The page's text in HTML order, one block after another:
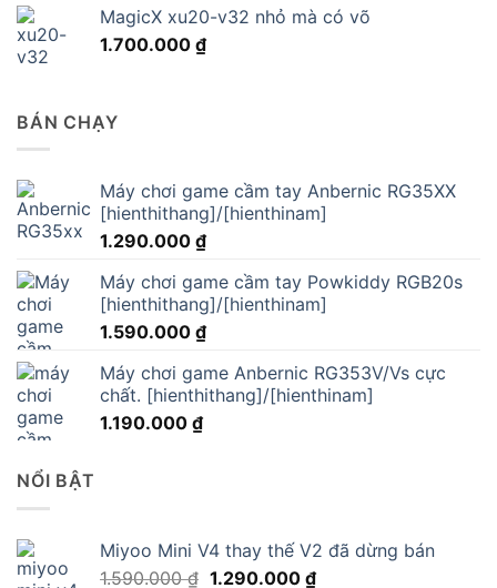
MagicX xu20-v32 nhỏ mà có võ
1.700.000 ₫
BÁN CHẠY
Máy chơi game cầm tay Anbernic RG35XX
[hienthithang]/[hienthinam]
1.290.000 ₫
Máy chơi game cầm tay Powkiddy RGB20s
[hienthithang]/[hienthinam]
1.590.000 ₫
Máy chơi game Anbernic RG353V/Vs cực
chất. [hienthithang]/[hienthinam]
1.190.000 ₫
NỔI BẬT
Miyoo Mini V4 thay thế V2 đã dừng bán
1.590.000₫ Giá
1.290.000 ₫Giá